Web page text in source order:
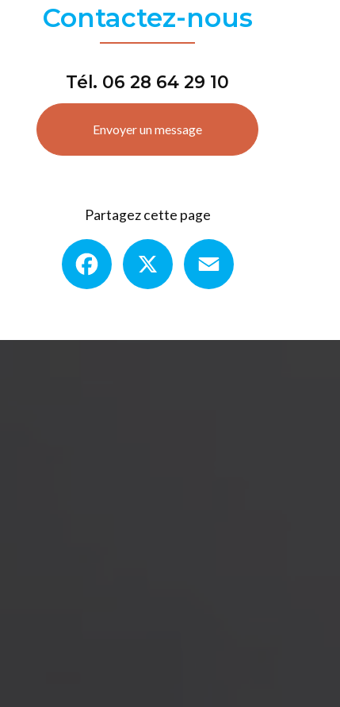
Contactez-nous
Tél. 06 28 64 29 10
Envoyer un message
Partagez cette page
Facebook